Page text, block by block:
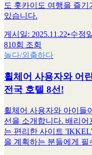
도 홋카이도 여행을 즐
있습니다.
게시일: 2025.11.22•수정
810회 조회
놀다/외출하다
휠체어 사용자와 어
전국 호텔 8선!
휠체어 사용자와 아이들
선을 소개합니다. 배리어
는 편리한 사이트
을 계획하는 분들에게 필